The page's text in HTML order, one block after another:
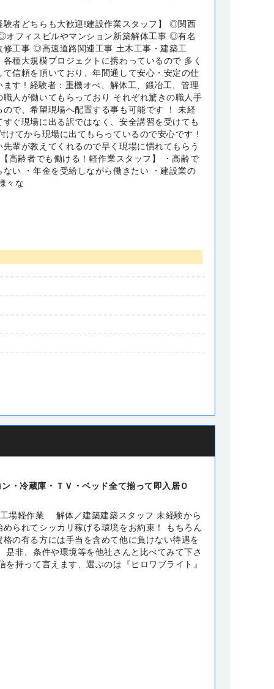
験者どちらも大歓迎!建設作業スタッフ】 ◎関西
オフィスビルやマンション新築解体工事 ◎有名
修工事 ◎高速道路関連工事 土木工事・建築工
種大規模プロジェクトに携わっているので 多く
て信頼を頂いており、年間通して安心・安定の仕
ます ! 経験者：重機オぺ、解体工、鍛冶工、管理
職人が働いてもらっており それぞれ驚きの職人手
ので、希望現場へ配置する事も可能です ！ 未経
すぐ現場に出る訳ではなく、安全講習を受けても
けてから現場に出てもらっているので安心です !
先輩が教えてくれるので早く現場に慣れてもらう
高齢者でも働ける！軽作業スタッフ】 ・高齢で
ない ・年金を受給しながら働きたい ・建設業の
々な
冷蔵庫・ＴＶ・ベッド全て揃って即入居Ｏ
場軽作業 解体／建築建築スタッフ 未経験から
められてシッカリ稼げる環境をお約束！ もちろん
格の有る方には手当を含めて他に負けない待遇を
是非、条件や環境等を他社さんと比べてみて下さ
を持って言えます、選ぶのは『ヒロワブライト』